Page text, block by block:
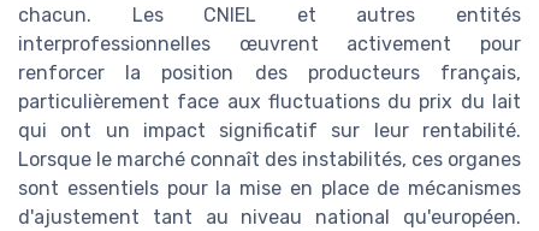
chacun. Les CNIEL et autres entités
interprofessionnelles œuvrent activement pour
renforcer la position des producteurs français,
particulièrement face aux fluctuations du prix du lait
qui ont un impact significatif sur leur rentabilité.
Lorsque le marché connaît des instabilités, ces organes
sont essentiels pour la mise en place de mécanismes
d'ajustement tant au niveau national qu'européen.